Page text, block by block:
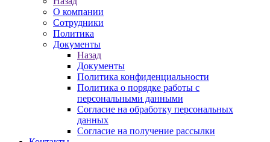
О компании
Сотрудники
Политика
Документы
Назад
Документы
Политика конфиденциальности
Политика о порядке работы с
персональными данными
Согласие на обработку персональных
данных
Согласие на получение рассылки